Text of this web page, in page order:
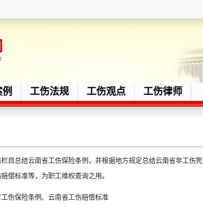
工伤法规 工伤观点 工伤律师
目总结云南省工伤保险条例，并根据地方规定总结云南省非工伤死
偿标准等，为职工维权查询之用。
伤保险条例、云南省工伤赔偿标准